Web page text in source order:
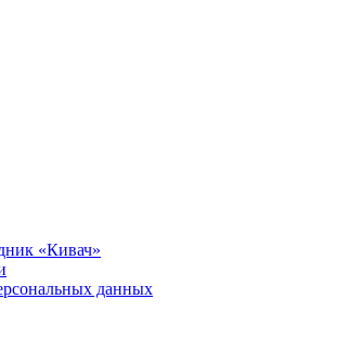
«Кивач»
данных